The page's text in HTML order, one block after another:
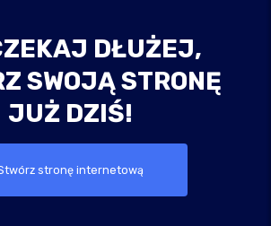
DŁUŻEJ,
SWOJĄ STRONĘ
JUŻ DZIŚ!
stronę internetową